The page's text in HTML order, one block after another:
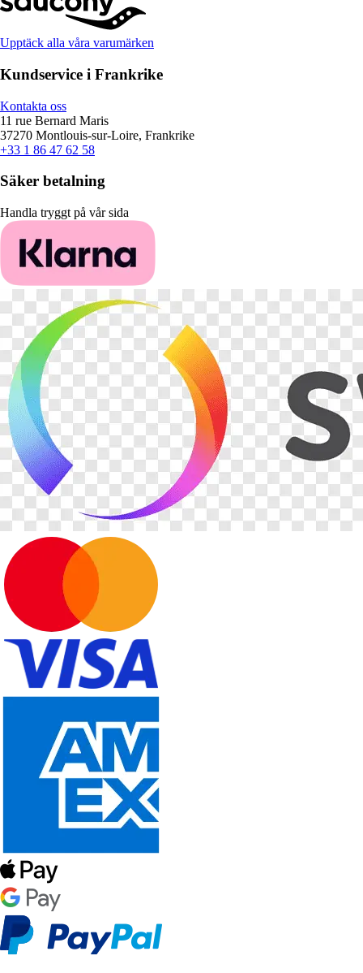
Upptäck alla våra varumärken
Kundservice i Frankrike
Kontakta oss
11 rue Bernard Maris
37270 Montlouis-sur-Loire, Frankrike
+33 1 86 47 62 58
Säker betalning
Handla tryggt på vår sida